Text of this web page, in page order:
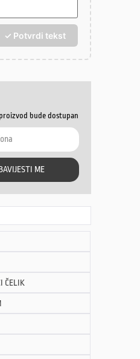
✓ Potvrdi tekst
bude dostupan
ME
ČELIK